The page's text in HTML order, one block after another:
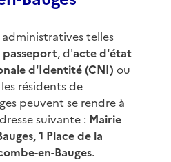
telles
passeport, d'acte d'état
d'Identité (CNI) ou
résidents de
peuvent se rendre à
suivante : Mairie
1 Place de la
en-Bauges.